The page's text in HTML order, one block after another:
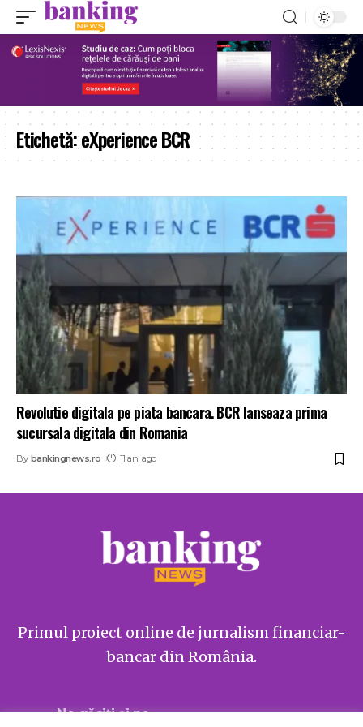
Etichetă:eXperience BCR
Revolutie digitala pe piata bancara. BCR lanseaza prima
sucursala digitala din Romania
By bankingnews.ro 11 ani ago
Primul proiect online de jurnalism financiar-
bancar din România.
Ne găsiți și pe